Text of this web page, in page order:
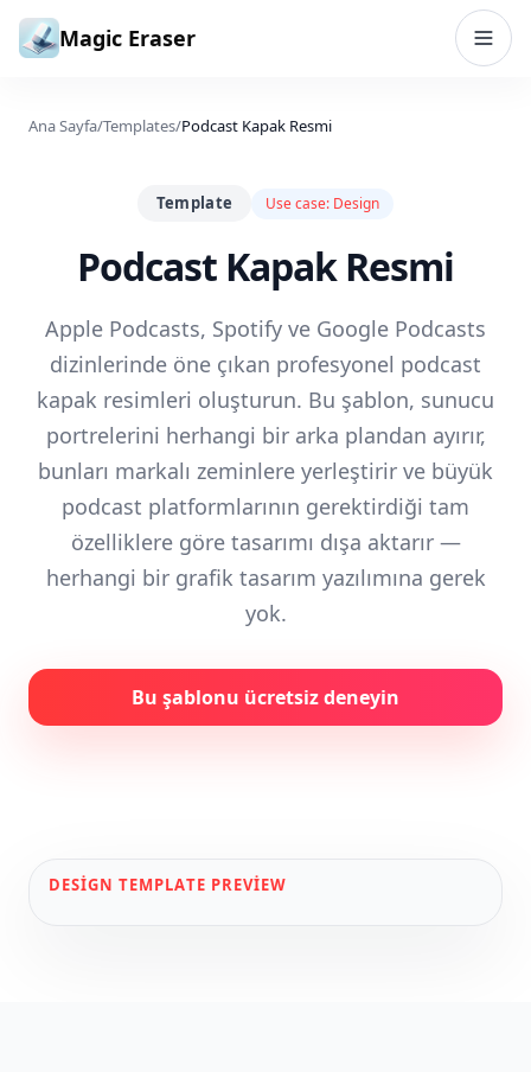
İçeriğe geç
Magic Eraser
Ana Sayfa/Templates/Podcast Kapak Resmi
Template Use case: Design
Podcast Kapak Resmi
Apple Podcasts, Spotify ve Google Podcasts
dizinlerinde öne çıkan profesyonel podcast
kapak resimleri oluşturun. Bu şablon, sunucu
portrelerini herhangi bir arka plandan ayırır,
bunları markalı zeminlere yerleştirir ve büyük
podcast platformlarının gerektirdiği tam
özelliklere göre tasarımı dışa aktarır —
herhangi bir grafik tasarım yazılımına gerek
yok.
Bu şablonu ücretsiz deneyin
DESIGN TEMPLATE PREVIEW